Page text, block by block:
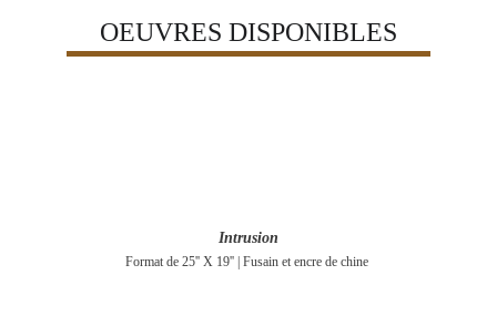
OEUVRES DISPONIBLES
Intrusion
Format de 25'' X 19'' | Fusain et encre de chine